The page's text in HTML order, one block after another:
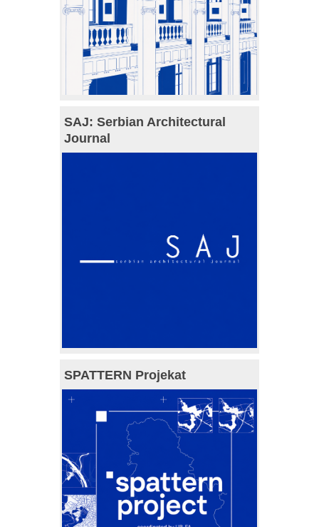
SAJ: Serbian Architectural
Journal
SPATTERN Projekat